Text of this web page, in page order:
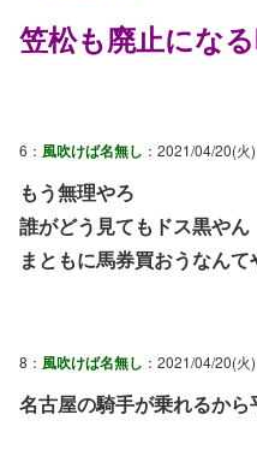
笠松も廃止にな
6： 風吹けば名無し ：2021/04/20(
もう無理やろ
誰がどう見てもドス黒やん
まともに馬券買おうなん
8： 風吹けば名無し ：2021/04/20(
名古屋の騎手が乗れるから